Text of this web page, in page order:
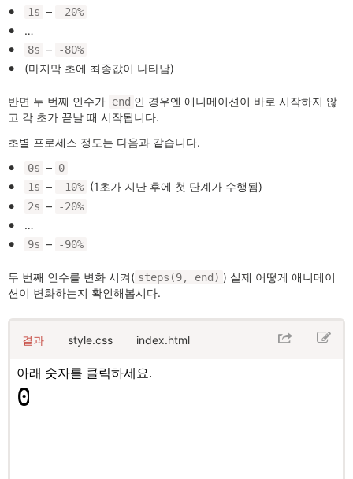
1s – -20%
…
8s – -80%
(마지막 초에 최종값이 나타남)
반면 두 번째 인수가 end 인 경우엔 애니메이션이 바로 시작하지 않
고 각 초가 끝날 때 시작됩니다.
초별 프로세스 정도는 다음과 같습니다.
0s – 0
1s – -10% (1초가 지난 후에 첫 단계가 수행됨)
2s – -20%
…
9s – -90%
두 번째 인수를 변화 시켜( steps(9, end) ) 실제 어떻게 애니메이
션이 변화하는지 확인해봅시다.
결과 style.css index.html